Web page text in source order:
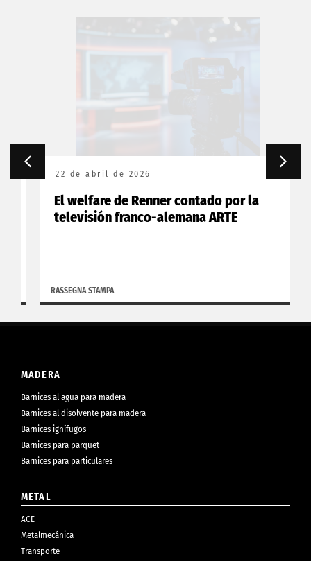
22 de abril de 2026
El welfare de Renner contado por la
televisión franco-alemana ARTE
RASSEGNA STAMPA
MADERA
Barnices al agua para madera
Barnices al disolvente para madera
Barnices ignífugos
Barnices para parquet
Barnices para particulares
METAL
ACE
Metalmecánica
Transporte